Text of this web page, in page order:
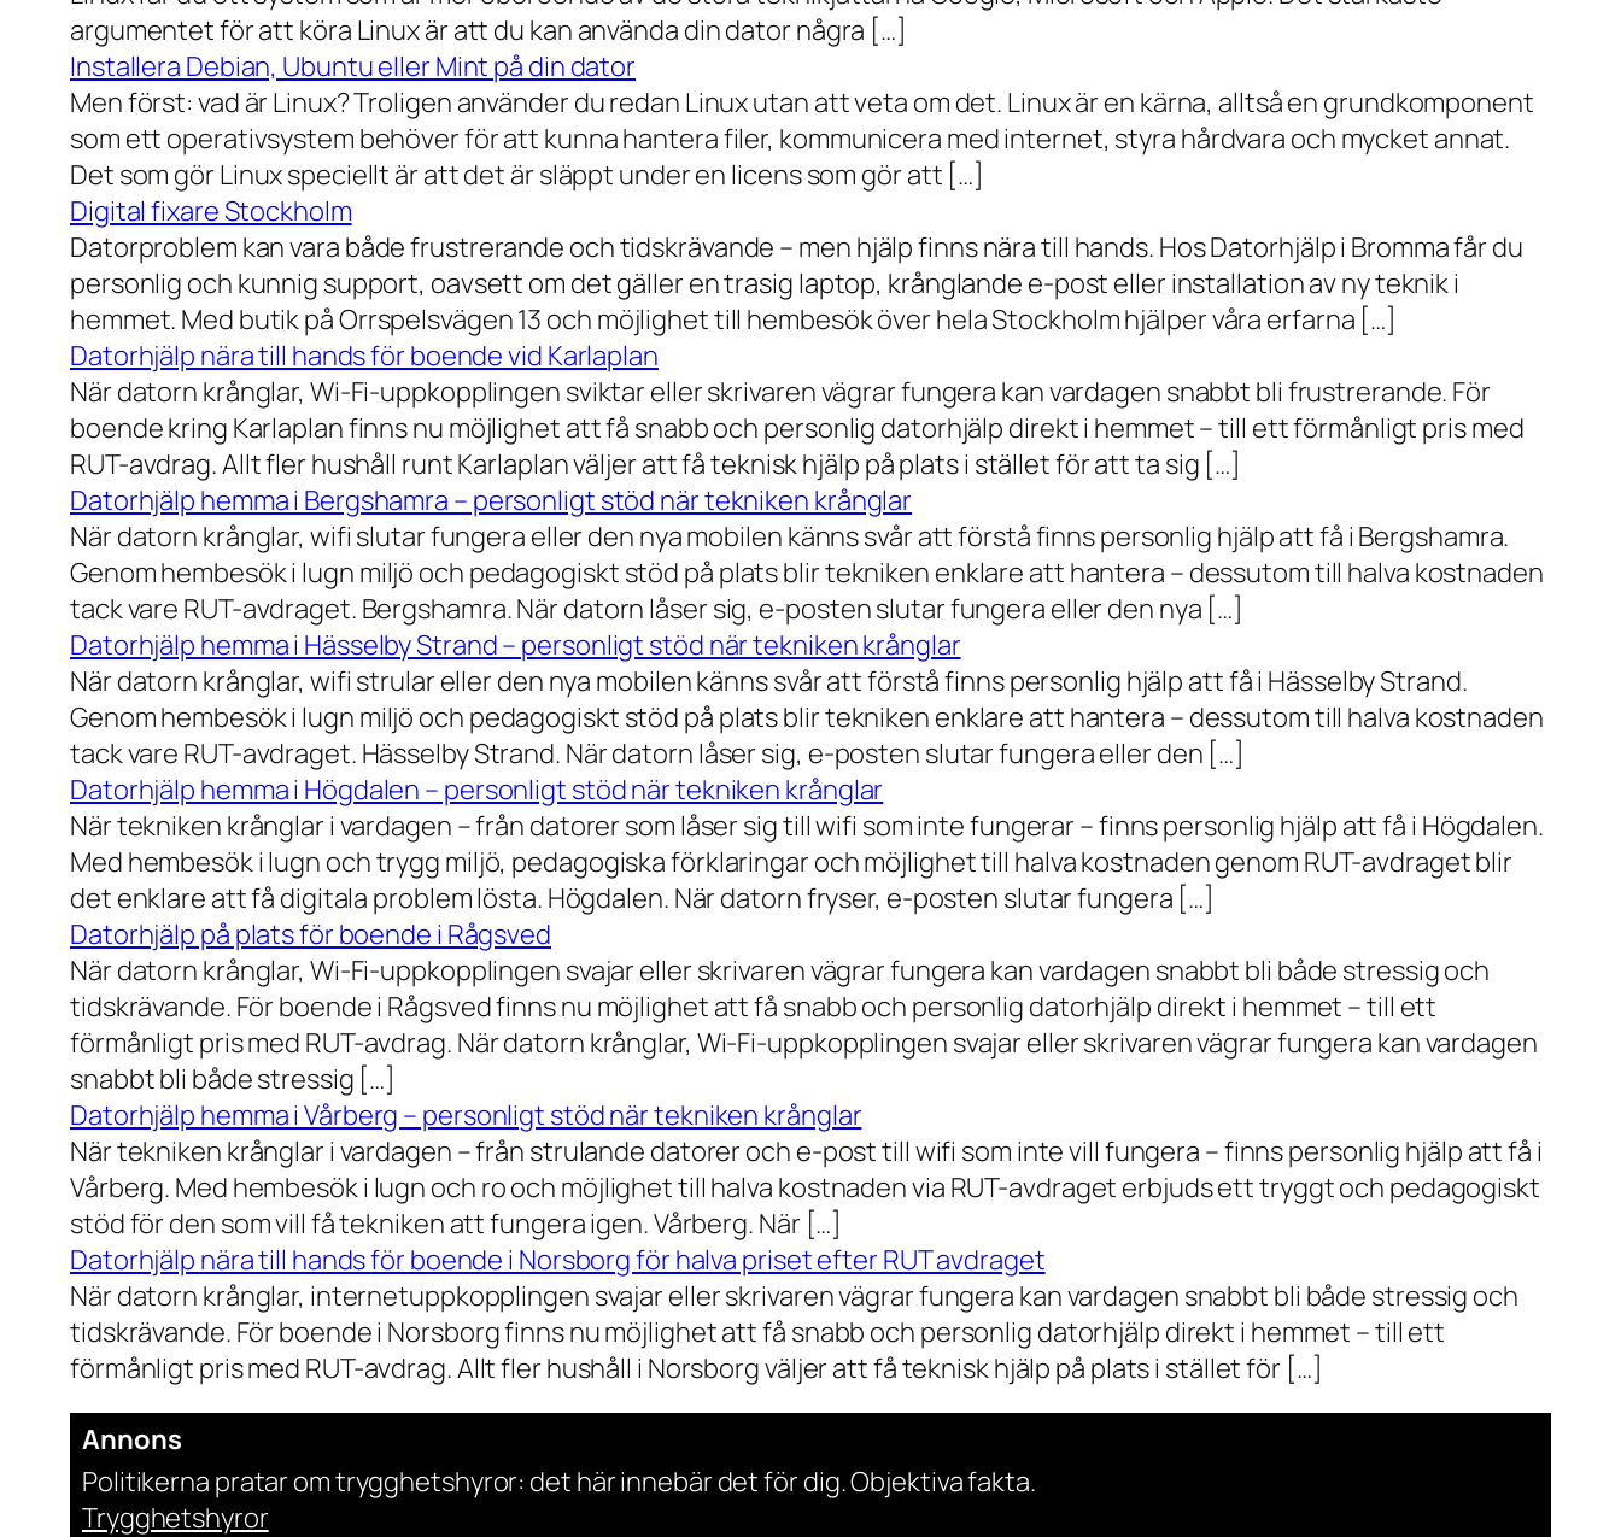
argumentet för att köra Linux är att du kan använda din dator några […]
Installera Debian, Ubuntu eller Mint på din dator
Men först: vad är Linux? Troligen använder du redan Linux utan att veta om det. Linux är en kärna, alltså en grundkomponent
som ett operativsystem behöver för att kunna hantera filer, kommunicera med internet, styra hårdvara och mycket annat.
Det som gör Linux speciellt är att det är släppt under en licens som gör att […]
Digital fixare Stockholm
Datorproblem kan vara både frustrerande och tidskrävande – men hjälp finns nära till hands. Hos Datorhjälp i Bromma får du
personlig och kunnig support, oavsett om det gäller en trasig laptop, krånglande e-post eller installation av ny teknik i
hemmet. Med butik på Orrspelsvägen 13 och möjlighet till hembesök över hela Stockholm hjälper våra erfarna […]
Datorhjälp nära till hands för boende vid Karlaplan
När datorn krånglar, Wi-Fi-uppkopplingen sviktar eller skrivaren vägrar fungera kan vardagen snabbt bli frustrerande. För
boende kring Karlaplan finns nu möjlighet att få snabb och personlig datorhjälp direkt i hemmet – till ett förmånligt pris med
RUT-avdrag. Allt fler hushåll runt Karlaplan väljer att få teknisk hjälp på plats i stället för att ta sig […]
Datorhjälp hemma i Bergshamra – personligt stöd när tekniken krånglar
När datorn krånglar, wifi slutar fungera eller den nya mobilen känns svår att förstå finns personlig hjälp att få i Bergshamra.
Genom hembesök i lugn miljö och pedagogiskt stöd på plats blir tekniken enklare att hantera – dessutom till halva kostnaden
tack vare RUT-avdraget. Bergshamra. När datorn låser sig, e-posten slutar fungera eller den nya […]
Datorhjälp hemma i Hässelby Strand – personligt stöd när tekniken krånglar
När datorn krånglar, wifi strular eller den nya mobilen känns svår att förstå finns personlig hjälp att få i Hässelby Strand.
Genom hembesök i lugn miljö och pedagogiskt stöd på plats blir tekniken enklare att hantera – dessutom till halva kostnaden
tack vare RUT-avdraget. Hässelby Strand. När datorn låser sig, e-posten slutar fungera eller den […]
Datorhjälp hemma i Högdalen – personligt stöd när tekniken krånglar
När tekniken krånglar i vardagen – från datorer som låser sig till wifi som inte fungerar – finns personlig hjälp att få i Högdalen.
Med hembesök i lugn och trygg miljö, pedagogiska förklaringar och möjlighet till halva kostnaden genom RUT-avdraget blir
det enklare att få digitala problem lösta. Högdalen. När datorn fryser, e-posten slutar fungera […]
Datorhjälp på plats för boende i Rågsved
När datorn krånglar, Wi-Fi-uppkopplingen svajar eller skrivaren vägrar fungera kan vardagen snabbt bli både stressig och
tidskrävande. För boende i Rågsved finns nu möjlighet att få snabb och personlig datorhjälp direkt i hemmet – till ett
förmånligt pris med RUT-avdrag. När datorn krånglar, Wi-Fi-uppkopplingen svajar eller skrivaren vägrar fungera kan vardagen
snabbt bli både stressig […]
Datorhjälp hemma i Vårberg – personligt stöd när tekniken krånglar
När tekniken krånglar i vardagen – från strulande datorer och e-post till wifi som inte vill fungera – finns personlig hjälp att få i
Vårberg. Med hembesök i lugn och ro och möjlighet till halva kostnaden via RUT-avdraget erbjuds ett tryggt och pedagogiskt
stöd för den som vill få tekniken att fungera igen. Vårberg. När […]
Datorhjälp nära till hands för boende i Norsborg för halva priset efter RUT avdraget
När datorn krånglar, internetuppkopplingen svajar eller skrivaren vägrar fungera kan vardagen snabbt bli både stressig och
tidskrävande. För boende i Norsborg finns nu möjlighet att få snabb och personlig datorhjälp direkt i hemmet – till ett
förmånligt pris med RUT-avdrag. Allt fler hushåll i Norsborg väljer att få teknisk hjälp på plats i stället för […]
Annons
Politikerna pratar om trygghetshyror: det här innebär det för dig. Objektiva fakta.
Trygghetshyror